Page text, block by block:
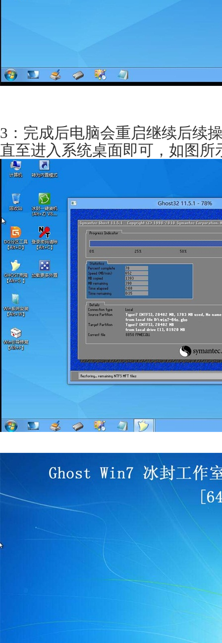
3：完成后电脑会重启继续后续
直至进入系统桌面即可，如图所